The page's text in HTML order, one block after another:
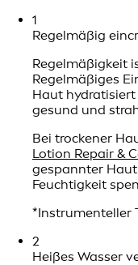
1
Regelmäßig
Regelmäßigkeit
Regelmäßiges
Haut
gesund und
Bei trockener
Lotion Repair &
gespannter
Feuchtigkeit
*Instrumenteller
2
Heißes Wasser